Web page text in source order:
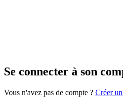
Se connecter à son
Vous n'avez pas de compte ? Créer